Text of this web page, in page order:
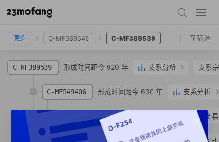
C-MF82937
更多 C-MF389549 C-MF389539 筛选
C-MF389539 形成时间距今 920 年 支系分析 支系
C-MF549406 形成时间距今 630 年 支系分析
C-MF549399 广东省 河源市 紫金县
C-MF572164冼**汉族 广东省 河源市 紫金县